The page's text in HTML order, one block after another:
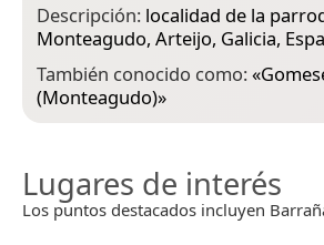
Descripción: localidad de la
Monteagudo, Arteijo, Galicia,
También conocido como:«
(Monteagudo)»
Lugares de interés
Los puntos destacados incluyen